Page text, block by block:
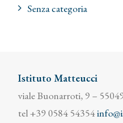
Senza categoria
Istituto Matteucci
viale Buonarroti, 9 –
tel +39 0584 54354